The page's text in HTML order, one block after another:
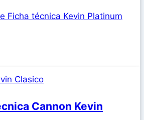
Ficha técnica Kevin Platinum
Cannon Kevin